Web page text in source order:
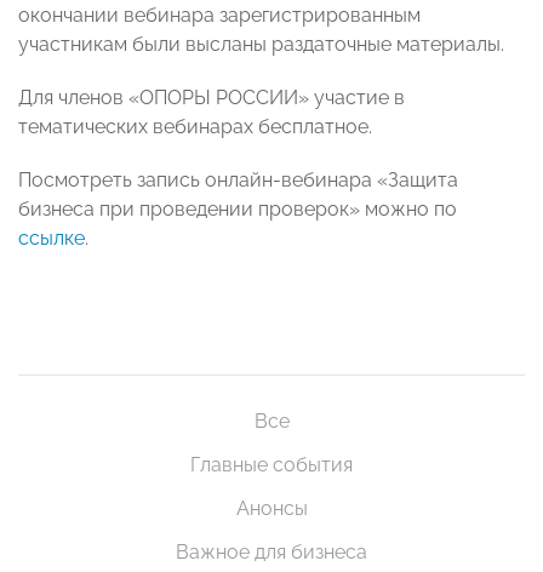
окончании вебинара зарегистрированным
участникам были высланы раздаточные материалы.
Для членов «ОПОРЫ РОССИИ» участие в
тематических вебинарах бесплатное.
Посмотреть запись онлайн-вебинара «Защита
бизнеса при проведении проверок» можно по
ссылке.
Все
Главные события
Анонсы
Важное для бизнеса